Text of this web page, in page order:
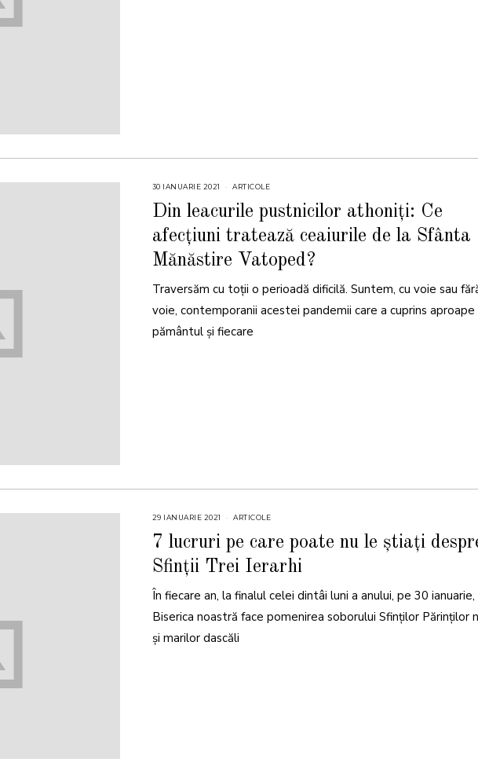
30 IANUARIE 2021 ARTICOLE
Din leacurile pustnicilor athoniți: Ce
afecțiuni tratează ceaiurile de la Sfânta
Mănăstire Vatoped?
Traversăm cu toții o perioadă dificilă. Suntem, cu voie sau
voie, contemporanii acestei pandemii care a cuprins
pământul și fiecare
29 IANUARIE 2021 ARTICOLE
7 lucruri pe care poate nu le știați
Sfinții Trei Ierarhi
În fiecare an, la finalul celei dintâi luni a anului, pe 30 ianuarie,
Biserica noastră face pomenirea soborului Sfinţilor Părinţilor
şi marilor dascăli